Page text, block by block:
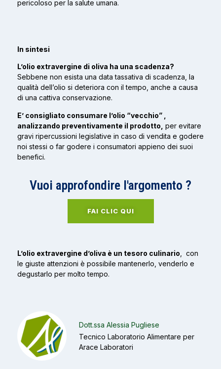
pericoloso per la salute umana.
In sintesi
L’olio extravergine di oliva ha una scadenza?
Sebbene non esista una data tassativa di scadenza, la
qualità dell’olio si deteriora con il tempo, anche a causa
di una cattiva conservazione.
E’ consigliato consumare l’olio “vecchio” ,
analizzando preventivamente il prodotto, per evitare
gravi ripercussioni legislative in caso di vendita e godere
noi stessi o far godere i consumatori appieno dei suoi
benefici.
Vuoi approfondire l'argomento ?
FAI CLIC QUI
L’olio extravergine d’oliva è un tesoro culinario , con
le giuste attenzioni è possibile mantenerlo, venderlo e
degustarlo per molto tempo.
Dott.ssa Alessia Pugliese
Tecnico Laboratorio Alimentare per
Arace Laboratori